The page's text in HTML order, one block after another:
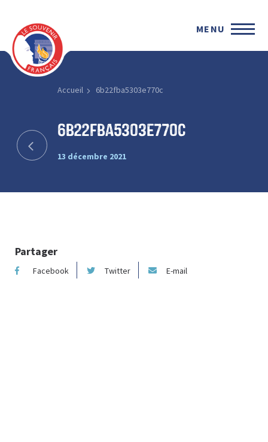
MENU
Accueil 6b22fba5303e770c
6b22fba5303e770c
13 décembre 2021
Partager
Facebook Twitter E-mail